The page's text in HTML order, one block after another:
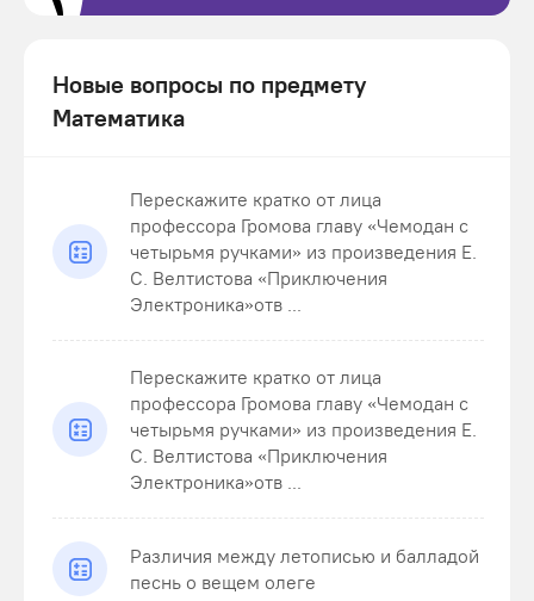
Новые вопросы по предмету
Математика
Перескажите кратко от лица
профессора Громова главу «Чемодан с
четырьмя ручками» из произведения Е.
С. Велтистова «Приключения
Электроника»отв ...
Перескажите кратко от лица
профессора Громова главу «Чемодан с
четырьмя ручками» из произведения Е.
С. Велтистова «Приключения
Электроника»отв ...
Различия между летописью и балладой
песнь о вещем олеге